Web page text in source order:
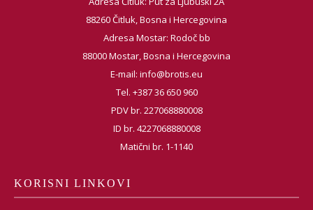
88260 Čitluk, Bosna i Hercegovina
Adresa Mostar: Rodoč bb
88000 Mostar, Bosna i Hercegovina
E-mail: info@brotis.eu
Tel. +387 36 650 960
PDV br. 227068880008
ID br. 4227068880008
Matični br. 1-1140
KORISNI LINKOVI